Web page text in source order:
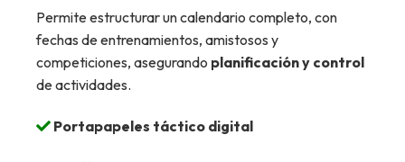
Permite estructurar un calendario completo, con
fechas de entrenamientos, amistosos y
competiciones, asegurando planificación y control
de actividades.
Portapapeles táctico digital